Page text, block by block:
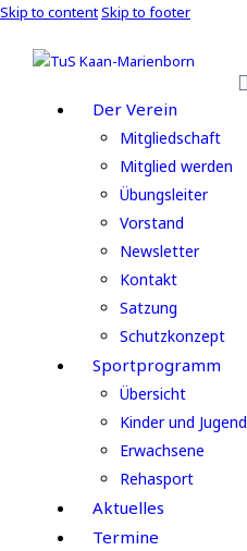
Skip to contentSkip to footer
Der Verein
Mitgliedschaft
Mitglied werden
Übungsleiter
Vorstand
Newsletter
Kontakt
Satzung
Schutzkonzept
Sportprogramm
Übersicht
Kinder und Jugend
Erwachsene
Rehasport
Aktuelles
Termine